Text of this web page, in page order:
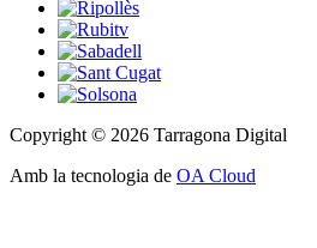
Copyright © 2026 Tarragona Digital
Amb la tecnologia de OA Cloud